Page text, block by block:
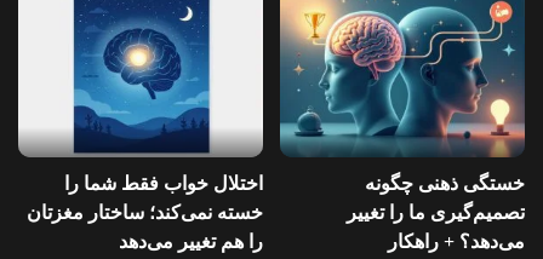
خستگی ذهنی چگونه
تصمیم‌گیری ما را تغییر
می‌دهد؟ + راهکار
اختلال خواب فقط شما را
خسته نمی‌کند؛ ساختار مغزتان
را هم تغییر می‌دهد